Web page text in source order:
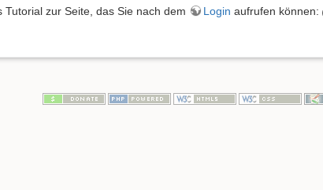
zur Seite, das Sie nach dem Login aufrufen können: